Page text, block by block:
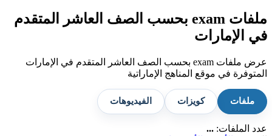
ملفات exam بحسب الصف العاشر المتقدم
في الإمارات
عرض ملفات exam بحسب الصف العاشر المتقدم في الإمارات
المتوفرة في موقع المناهج الإماراتية
ملفات كويزات الفيديوهات
عدد الملفات: ...